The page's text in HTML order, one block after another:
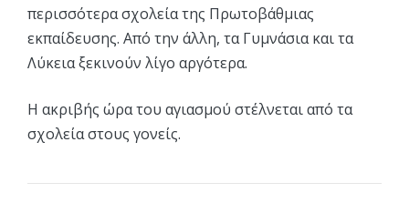
περισσότερα σχολεία της Πρωτοβάθμιας
εκπαίδευσης. Από την άλλη, τα Γυμνάσια και τα
Λύκεια ξεκινούν λίγο αργότερα.
Η ακριβής ώρα του αγιασμού στέλνεται από τα
σχολεία στους γονείς.